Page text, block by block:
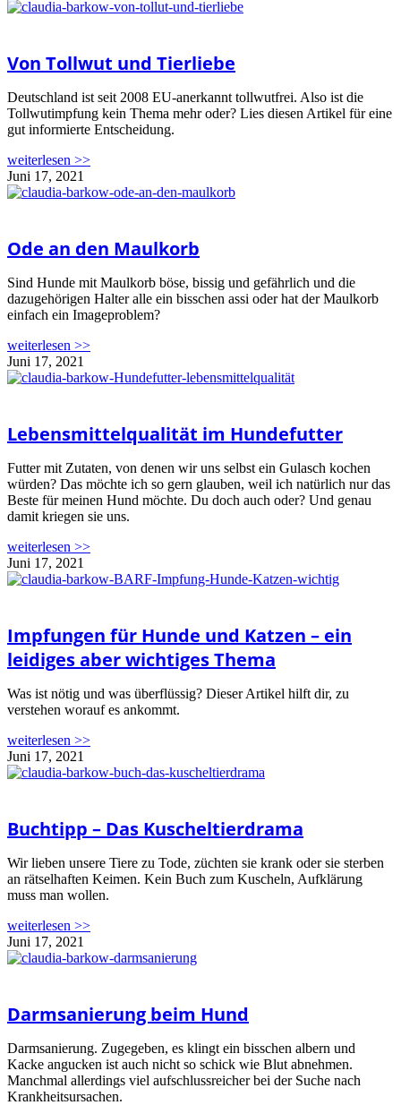
Von Tollwut und Tierliebe
Deutschland ist seit 2008 EU-anerkannt tollwutfrei. Also ist die
Tollwutimpfung kein Thema mehr oder? Lies diesen Artikel für eine
gut informierte Entscheidung.
weiterlesen >>
Juni 17, 2021
Ode an den Maulkorb
Sind Hunde mit Maulkorb böse, bissig und gefährlich und die
dazugehörigen Halter alle ein bisschen assi oder hat der Maulkorb
einfach ein Imageproblem?
weiterlesen >>
Juni 17, 2021
Lebensmittelqualität im Hundefutter
Futter mit Zutaten, von denen wir uns selbst ein Gulasch kochen
würden? Das möchte ich so gern glauben, weil ich natürlich nur das
Beste für meinen Hund möchte. Du doch auch oder? Und genau
damit kriegen sie uns.
weiterlesen >>
Juni 17, 2021
Impfungen für Hunde und Katzen – ein
leidiges aber wichtiges Thema
Was ist nötig und was überflüssig? Dieser Artikel hilft dir, zu
verstehen worauf es ankommt.
weiterlesen >>
Juni 17, 2021
Buchtipp – Das Kuscheltierdrama
Wir lieben unsere Tiere zu Tode, züchten sie krank oder sie sterben
an rätselhaften Keimen. Kein Buch zum Kuscheln, Aufklärung
muss man wollen.
weiterlesen >>
Juni 17, 2021
Darmsanierung beim Hund
Darmsanierung. Zugegeben, es klingt ein bisschen albern und
Kacke angucken ist auch nicht so schick wie Blut abnehmen.
Manchmal allerdings viel aufschlussreicher bei der Suche nach
Krankheitsursachen.